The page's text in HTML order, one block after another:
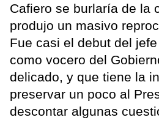
Cafiero se burlaría de la
produjo un masivo
Fue casi el debut del
como vocero del
delicado, y que tiene la
preservar un poco al
descontar algunas